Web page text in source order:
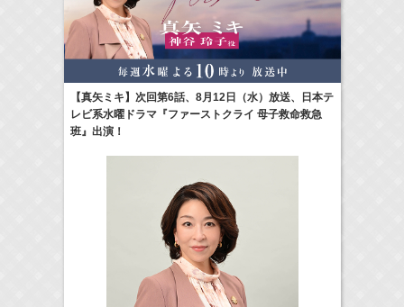
22:00-
(TV) Tシャツが乾くまで 庄司浩平
> More
【真矢ミキ】次回第6話、8月12日（水）放送、日本テ
レビ系水曜ドラマ『ファーストクライ 母子救命救急
班』出演！